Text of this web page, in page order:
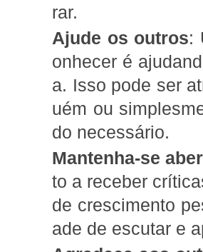
rar.
Ajude os outros:
onhecer é
a. Isso pode ser
uém ou
do necessário.
Mantenha-se
to a receber
de crescimento
ade de escutar e